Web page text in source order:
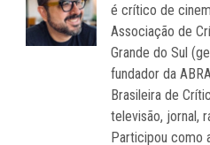
é crítico de
Associação de
Grande do Sul
fundador da
Brasileira de
televisão, jornal,
Participou como